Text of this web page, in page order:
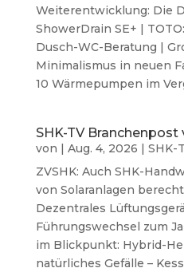
Weiterentwicklung: Die
ShowerDrain SE+ |
Dusch-WC-Beratung |
Minimalismus in neuen
10 Wärmepumpen im
SHK-TV
von | Aug. 4, 2026 | SHK-
ZVSHK: Auch SHK-
von Solaranlagen
Dezentrales
Führungswechsel zum
im Blickpunkt: Hybrid-
natürliches Gefälle –